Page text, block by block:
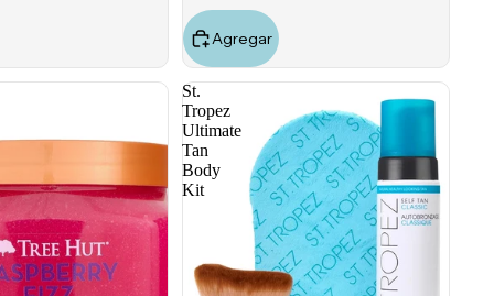
Agregar
St.
Tropez
Ultimate
Tan
Body
Kit